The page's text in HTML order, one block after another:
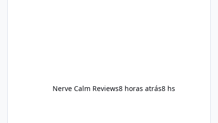
Nerve Calm Reviews8 horas atrás8 hs